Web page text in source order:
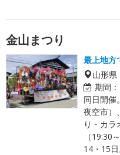
金山まつり
最上地方
山形県
期間：
同日開催
夜空市）
り・カ
（19:30
14・15日